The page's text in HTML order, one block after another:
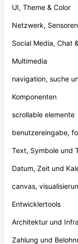
UI, Theme & Color
Netzwerk,
Social Media, Chat
Multimedia
navigation, suche
Komponenten
scrollable elemente
benutzereingabe,
Text, Symbole und
Datum, Zeit und
canvas,
Entwicklertools
Architektur und
Zahlung und